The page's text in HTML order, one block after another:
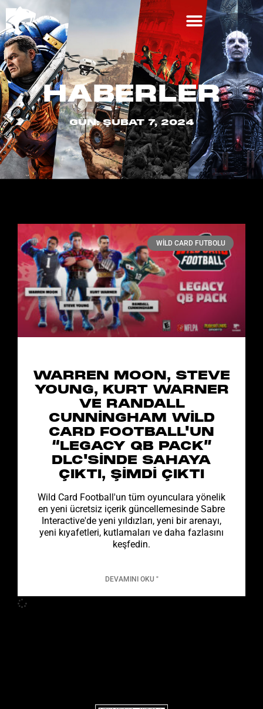
HABERLER
GÜN: ŞUBAT 7, 2024
WILD CARD FUTBOLU
WARREN MOON, STEVE
YOUNG, KURT WARNER
VE RANDALL
CUNNINGHAM WILD
CARD FOOTBALL'UN
“LEGACY QB PACK”
DLC'SINDE SAHAYA
ÇIKTI, ŞIMDI ÇIKTI
Wild Card Football'un tüm oyunculara yönelik
en yeni ücretsiz içerik güncellemesinde Sabre
Interactive'de yeni yıldızları, yeni bir arenayı,
yeni kıyafetleri, kutlamaları ve daha fazlasını
keşfedin.
DEVAMINI OKU "